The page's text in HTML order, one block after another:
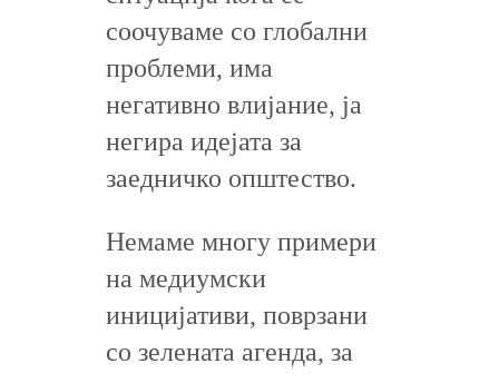
соочуваме со глобални
проблеми, има
негативно влијание, ја
негира идејата за
заедничко општество.
Немаме многу примери
на медиумски
иницијативи, поврзани
со зелената агенда, за